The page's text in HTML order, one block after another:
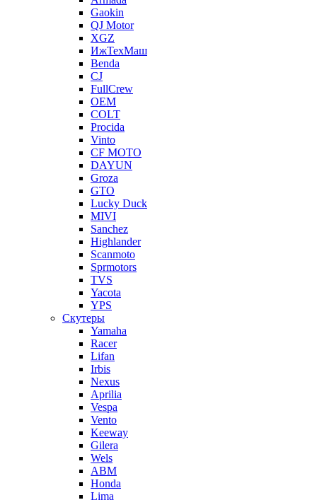
Gaokin
QJ Motor
XGZ
ИжТехМаш
Benda
CJ
FullCrew
OEM
COLT
Procida
Vinto
CF MOTO
DAYUN
Groza
GTO
Lucky Duck
MIVI
Sanchez
Highlander
Scanmoto
Sprmotors
TVS
Yacota
YPS
Скутеры
Yamaha
Racer
Lifan
Irbis
Nexus
Aprilia
Vespa
Vento
Keeway
Gilera
Wels
ABM
Honda
Lima